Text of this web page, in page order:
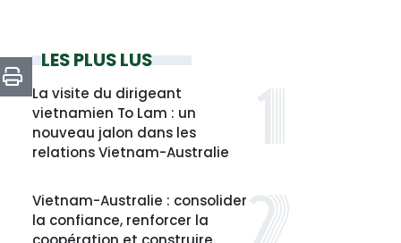
LES PLUS LUS
La visite du dirigeant
vietnamien To Lam : un
nouveau jalon dans les
relations Vietnam-Australie
Vietnam-Australie : consolider
la confiance, renforcer la